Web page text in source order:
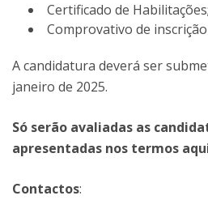
Certificado de Habilitações;
Comprovativo de inscrição
A candidatura deverá ser
janeiro de 2025.
Só serão avaliadas as
apresentadas nos termos
Contactos: